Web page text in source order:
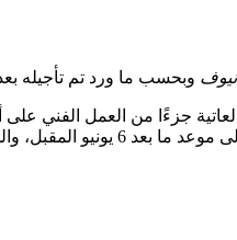
وبحسب ما ورد تم تأجيله
“تم اتخاذ القرار بتأجيل